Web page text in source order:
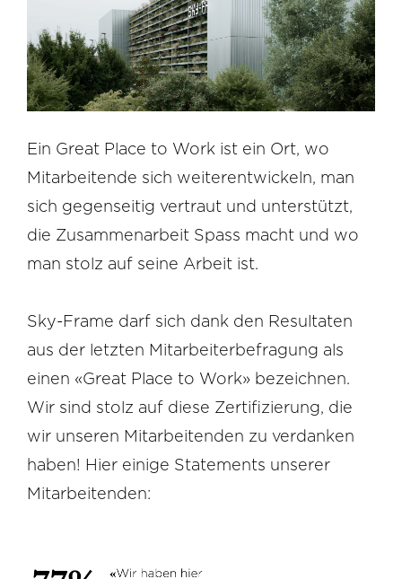
Ein Great Place to Work ist ein Ort, wo
Mitarbeitende sich weiterentwickeln, man
sich gegenseitig vertraut und unterstützt,
die Zusammenarbeit Spass macht und wo
man stolz auf seine Arbeit ist.
Sky-Frame darf sich dank den Resultaten
aus der letzten Mitarbeiterbefragung als
einen «Great Place to Work» bezeichnen.
Wir sind stolz auf diese Zertifizierung, die
wir unseren Mitarbeitenden zu verdanken
haben! Hier einige Statements unserer
Mitarbeitenden: